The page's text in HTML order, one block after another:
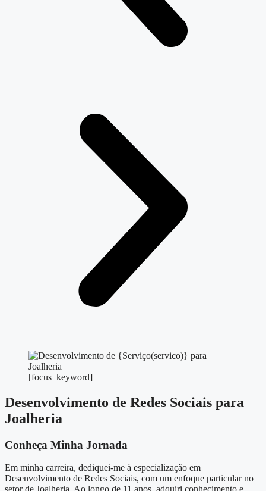
[focus_keyword]
Desenvolvimento de Redes Sociais para
Joalheria
Conheça Minha Jornada
Em minha carreira, dediquei-me à especialização em
Desenvolvimento de Redes Sociais, com um enfoque particular no